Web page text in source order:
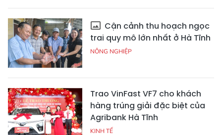
Cận cảnh thu hoạch ngọc
trai quy mô lớn nhất ở Hà Tĩnh
NÔNG NGHIỆP
Trao VinFast VF7 cho khách
hàng trúng giải đặc biệt của
Agribank Hà Tĩnh
KINH TẾ